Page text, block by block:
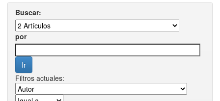
Buscar:
por
Filtros actuales: